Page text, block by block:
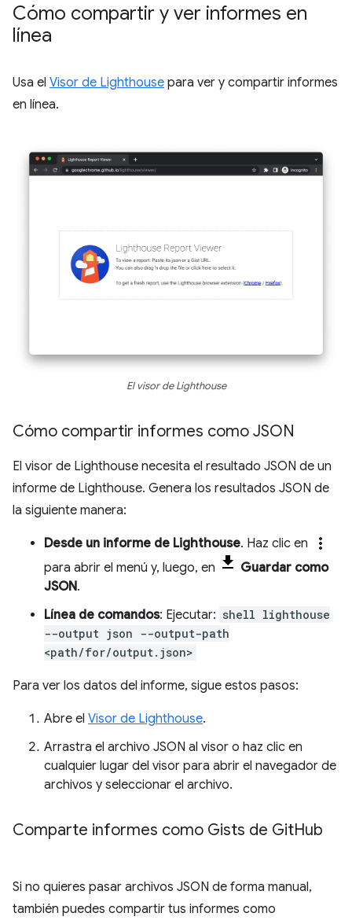
Cómo compartir y ver informes en
línea
Usa el Visor de Lighthouse para ver y compartir informes
en línea.
El visor de Lighthouse
Cómo compartir informes como JSON
El visor de Lighthouse necesita el resultado JSON de un
informe de Lighthouse. Genera los resultados JSON de
la siguiente manera:
Desde un informe de Lighthouse. Haz clic en more_vert
para abrir el menú y, luego, en
Guardar como
JSON.
Línea de comandos: Ejecutar: shell lighthouse
--output json --output-path
<path/for/output.json>
Para ver los datos del informe, sigue estos pasos:
Abre el Visor de Lighthouse.
Arrastra el archivo JSON al visor o haz clic en
cualquier lugar del visor para abrir el navegador de
archivos y seleccionar el archivo.
Comparte informes como Gists de GitHub
Si no quieres pasar archivos JSON de forma manual,
también puedes compartir tus informes como